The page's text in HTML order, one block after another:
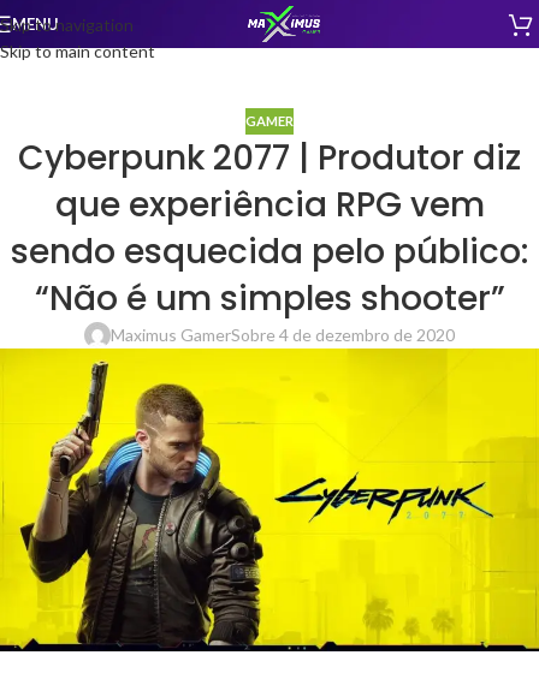
Skip to navigation
Skip to main content
MENU
GAMER
Cyberpunk 2077 | Produtor diz
que experiência RPG vem
sendo esquecida pelo público:
“Não é um simples shooter”
Maximus GamerSobre 4 de dezembro de 2020